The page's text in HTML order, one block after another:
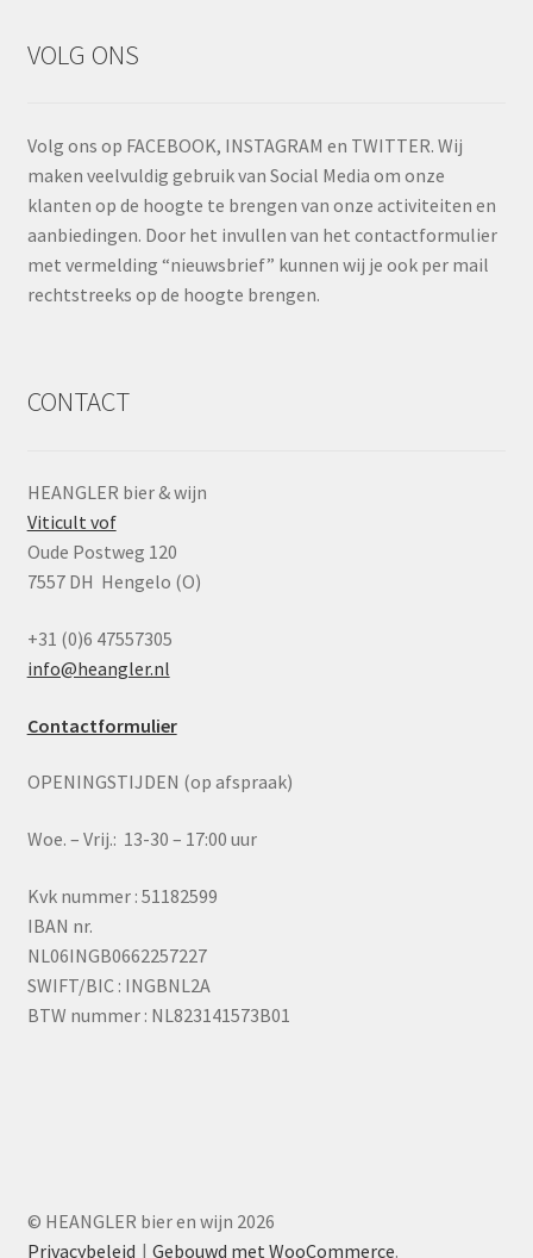
VOLG ONS
Volg ons op FACEBOOK, INSTAGRAM en TWITTER. Wij
maken veelvuldig gebruik van Social Media om onze
klanten op de hoogte te brengen van onze activiteiten en
aanbiedingen. Door het invullen van het contactformulier
met vermelding “nieuwsbrief” kunnen wij je ook per mail
rechtstreeks op de hoogte brengen.
CONTACT
HEANGLER bier & wijn
Viticult vof
Oude Postweg 120
7557 DH Hengelo (O)
+31 (0)6 47557305
info@heangler.nl
Contactformulier
OPENINGSTIJDEN (op afspraak)
Woe. – Vrij.: 13-30 – 17:00 uur
Kvk nummer : 51182599
IBAN nr.
NL06INGB0662257227
SWIFT/BIC : INGBNL2A
BTW nummer : NL823141573B01
© HEANGLER bier en wijn 2026
Privacybeleid
Gebouwd met WooCommerce.